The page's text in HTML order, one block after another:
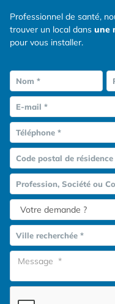
Professionnel de santé,
trouver un local dans une
pour vous installer.
Nom *
E-mail *
Téléphone *
Code postal de
Profession, Société ou
Ville recherchée *